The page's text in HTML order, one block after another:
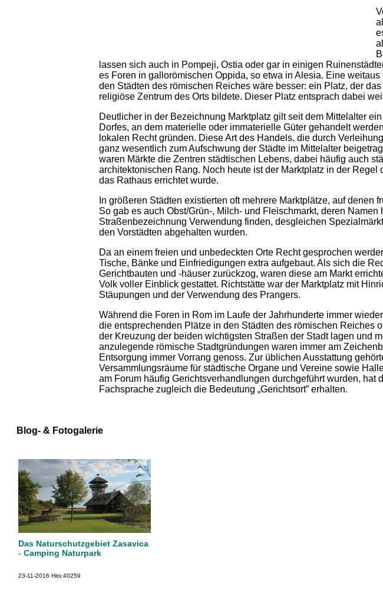
lassen sich auch in Pompeji, Ostia oder gar in einigen
es Foren in gallorömischen Oppida, so etwa in Alesia. Eine
den Städten des römischen Reiches wäre besser: ein Platz, der
religiöse Zentrum des Orts bildete. Dieser Platz entsprach dabei
Deutlicher in der Bezeichnung Marktplatz gilt seit dem Mittelalter
Dorfes, an dem materielle oder immaterielle Güter gehandelt
lokalen Recht gründen. Diese Art des Handels, die durch
ganz wesentlich zum Aufschwung der Städte im Mittelalter
waren Märkte die Zentren städtischen Lebens, dabei häufig auch
architektonischen Rang. Noch heute ist der Marktplatz in der Regel
das Rathaus errichtet wurde.
In größeren Städten existierten oft mehrere Marktplätze, auf denen
So gab es auch Obst/Grün-, Milch- und Fleischmarkt, deren
Straßenbezeichnung Verwendung finden, desgleichen
den Vorstädten abgehalten wurden.
Da an einem freien und unbedeckten Orte Recht gesprochen
Tische, Bänke und Einfriedigungen extra aufgebaut. Als sich die
Gerichtbauten und -häuser zurückzog, waren diese am Markt
Volk voller Einblick gestattet. Richtstätte war der Marktplatz mit
Stäupungen und der Verwendung des Prangers.
Während die Foren in Rom im Laufe der Jahrhunderte immer
die entsprechenden Plätze in den Städten des römischen Reiches
der Kreuzung der beiden wichtigsten Straßen der Stadt lagen und
anzulegende römische Stadtgründungen waren immer am
Entsorgung immer Vorrang genoss. Zur üblichen Ausstattung
Versammlungsräume für städtische Organe und Vereine sowie
am Forum häufig Gerichtsverhandlungen durchgeführt wurden, hat
Fachsprache zugleich die Bedeutung „Gerichtsort” erhalten.
Blog- & Fotogalerie
Das Naturschutzgebiet Zasavica
- Camping Naturpark
23-11-2016 Hits:40259